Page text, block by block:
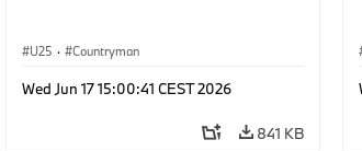
U25 · Countryman
Wed Jun 17 15:00:41 CEST 2026
841 KB